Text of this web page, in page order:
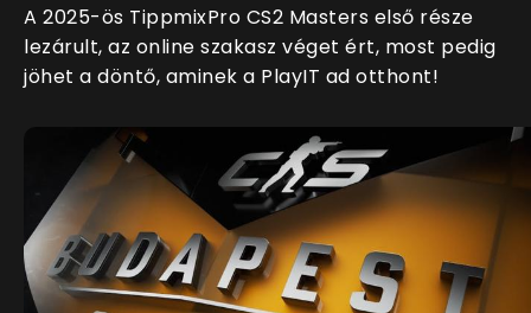
A 2025-ös TippmixPro CS2 Masters első része
lezárult, az online szakasz véget ért, most pedig
jöhet a döntő, aminek a PlayIT ad otthont!